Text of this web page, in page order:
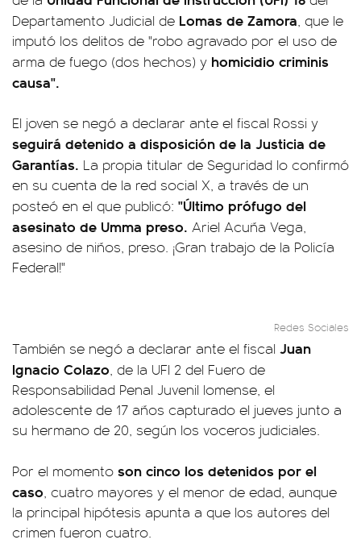
Departamento Judicial de Lomas de Zamora, que le
imputó los delitos de "robo agravado por el uso de
arma de fuego (dos hechos) y homicidio criminis
causa".
El joven se negó a declarar ante el fiscal Rossi y
seguirá detenido a disposición de la Justicia de
Garantías. La propia titular de Seguridad lo confirmó
en su cuenta de la red social X, a través de un
posteó en el que publicó: "Último prófugo del
asesinato de Umma preso. Ariel Acuña Vega,
asesino de niños, preso. ¡Gran trabajo de la Policía
Federal!"
Redes Sociales
También se negó a declarar ante el fiscal Juan
Ignacio Colazo, de la UFI 2 del Fuero de
Responsabilidad Penal Juvenil lomense, el
adolescente de 17 años capturado el jueves junto a
su hermano de 20, según los voceros judiciales.
Por el momento son cinco los detenidos por el
caso, cuatro mayores y el menor de edad, aunque
la principal hipótesis apunta a que los autores del
crimen fueron cuatro.